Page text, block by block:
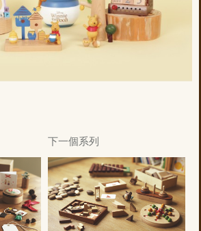
下一個系列